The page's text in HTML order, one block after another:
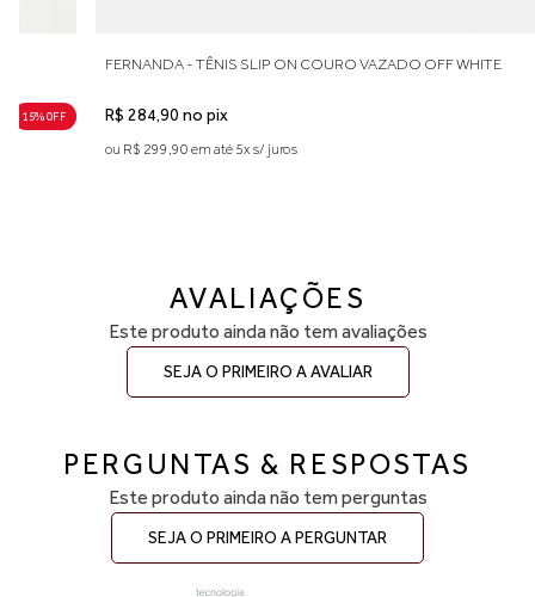
15% 0FF
FERNANDA - TÊNIS SLIP ON COURO VAZADO OFF WHITE
R$ 284,90 no pix
ou R$ 299,90 em até 5x s/ juros
AVALIAÇÕES
Este produto ainda não tem avaliações
SEJA O PRIMEIRO A AVALIAR
PERGUNTAS & RESPOSTAS
Este produto ainda não tem perguntas
SEJA O PRIMEIRO A PERGUNTAR